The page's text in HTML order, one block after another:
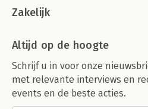
Zakelijk
Altijd op de hoogte
Schrijf u in voor onze
met relevante interviews en
events en de beste acties.